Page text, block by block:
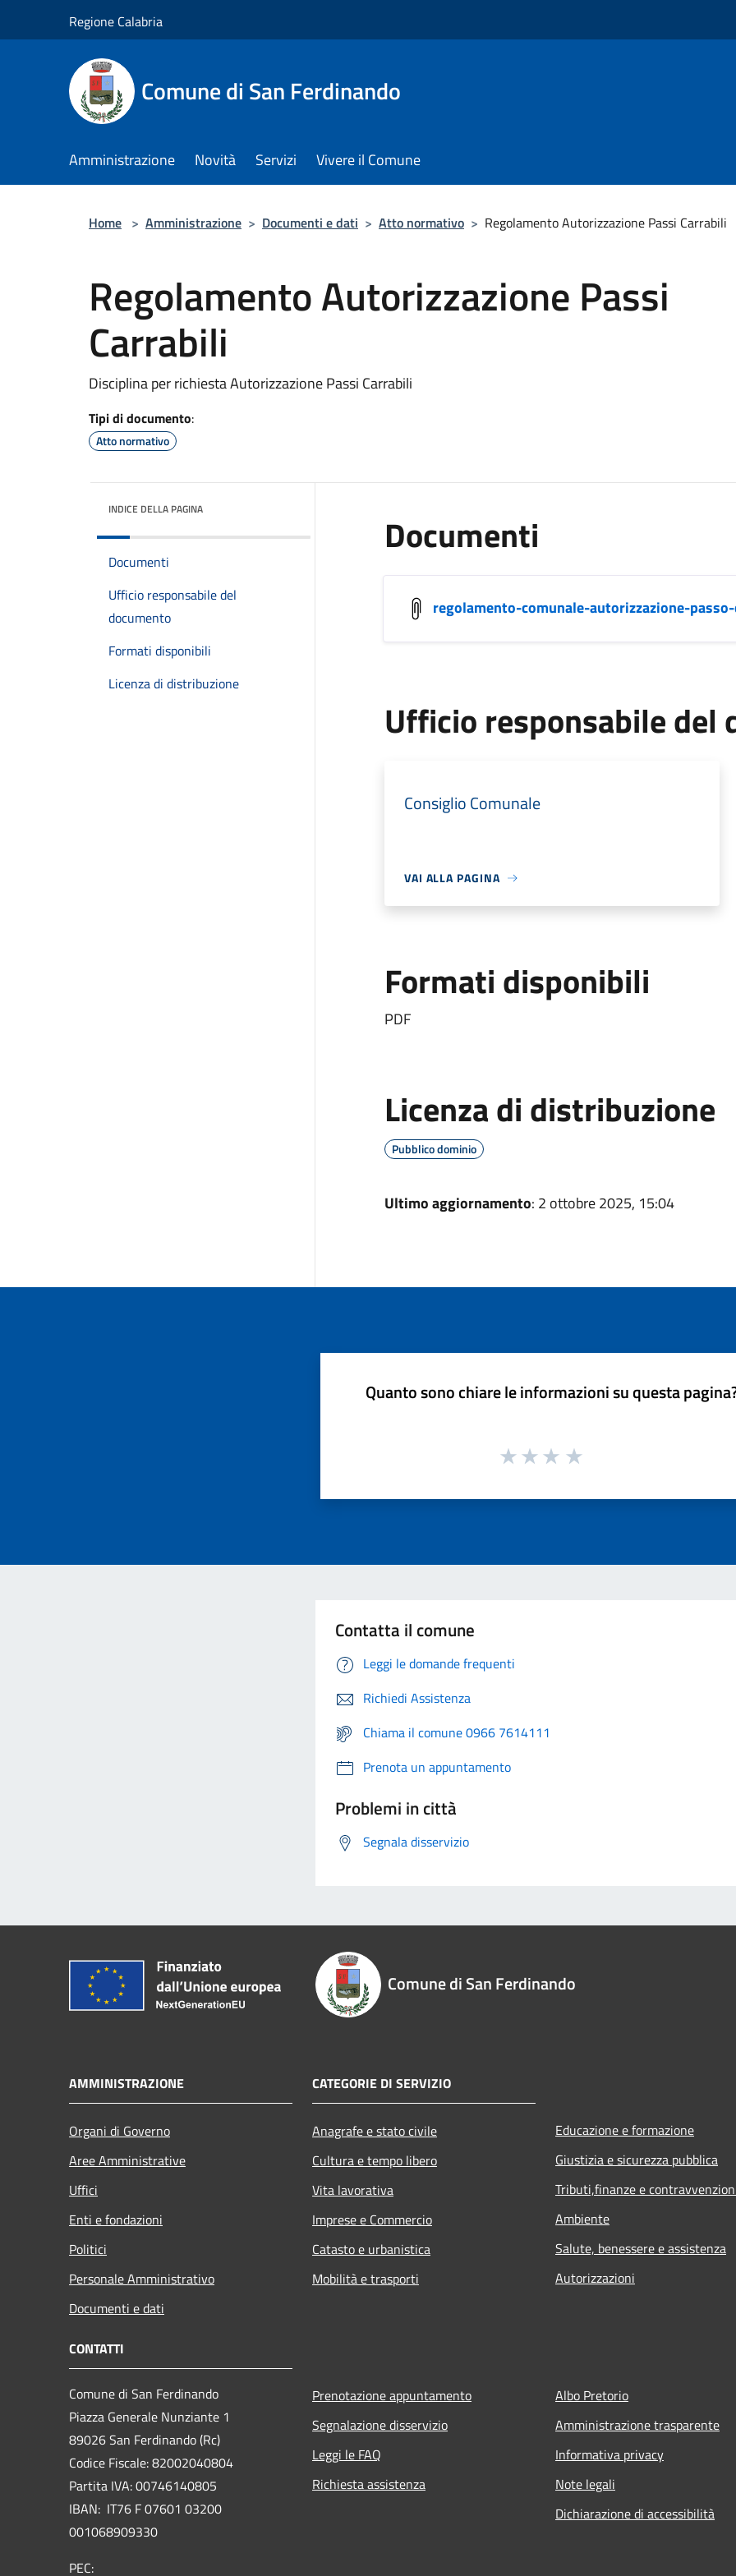
Regione Calabria
Comune di San Ferdinando
Amministrazione Novità Servizi Vivere il Comune
Home > Amministrazione > Documenti e dati > Atto normativo > Regolamento Autorizzazione Passi Carrabili
Regolamento Autorizzazione Passi
Carrabili
Disciplina per richiesta Autorizzazione Passi Carrabili
Tipi di documento:
Atto normativo
INDICE DELLA PAGINA
Documenti
Ufficio responsabile del
documento
Formati disponibili
Licenza di distribuzione
Documenti
regolamento-comunale-autorizzazione-
Ufficio responsabile del
Consiglio Comunale
VAI ALLA PAGINA
Formati disponibili
PDF
Licenza di distribuzione
Pubblico dominio
Ultimo aggiornamento: 2 ottobre 2025, 15:04
Quanto sono chiare le informazioni su questa
Contatta il comune
Leggi le domande frequenti
Richiedi Assistenza
Chiama il comune 0966 7614111
Prenota un appuntamento
Problemi in città
Segnala disservizio
Comune di San Ferdinando
AMMINISTRAZIONE
Organi di Governo
Aree Amministrative
Uffici
Enti e fondazioni
Politici
Personale Amministrativo
Documenti e dati
CATEGORIE DI SERVIZIO
Anagrafe e stato civile
Cultura e tempo libero
Vita lavorativa
Imprese e Commercio
Catasto e urbanistica
Mobilità e trasporti
Educazione e formazione
Giustizia e sicurezza pubblica
Tributi,finanze e
Ambiente
Salute, benessere e assistenza
Autorizzazioni
CONTATTI
Comune di San Ferdinando
Piazza Generale Nunziante 1
89026 San Ferdinando (Rc)
Codice Fiscale: 82002040804
Partita IVA: 00746140805
IBAN: IT76 F 07601 03200
001068909330
PEC:
Prenotazione appuntamento
Segnalazione disservizio
Leggi le FAQ
Richiesta assistenza
Albo Pretorio
Amministrazione trasparente
Informativa privacy
Note legali
Dichiarazione di accessibilità